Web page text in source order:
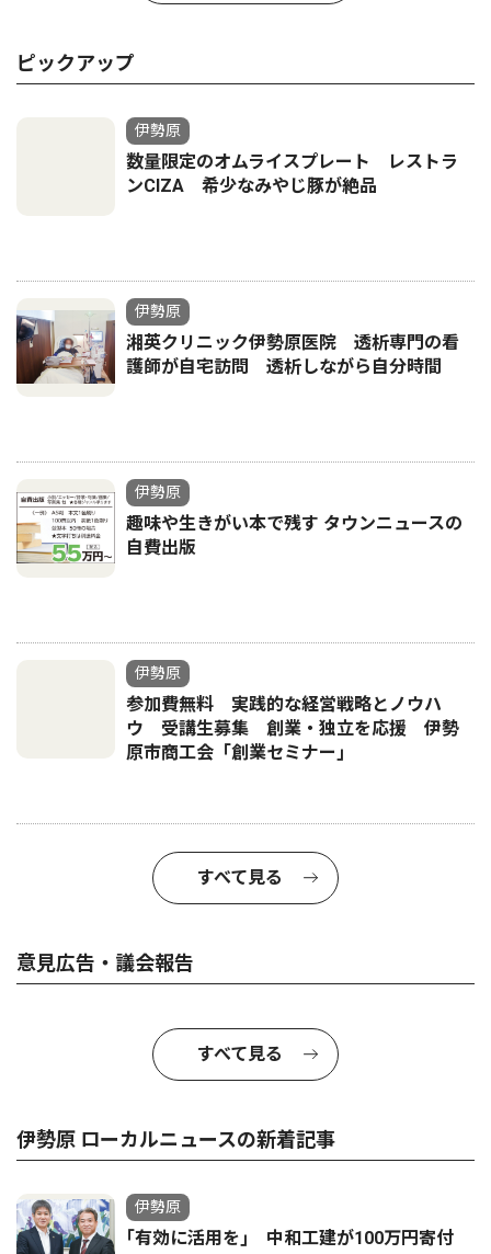
ピックアップ
伊勢原
数量限定のオムライスプレート レストラ
ンCIZA 希少なみやじ豚が絶品
伊勢原
湘英クリニック伊勢原医院 透析専門の看
護師が自宅訪問 透析しながら自分時間
伊勢原
趣味や生きがい本で残す タウンニュースの
自費出版
伊勢原
参加費無料 実践的な経営戦略とノウハ
ウ 受講生募集 創業・独立を応援 伊勢
原市商工会「創業セミナー｣
すべて見る
意見広告・議会報告
すべて見る
伊勢原 ローカルニュースの新着記事
伊勢原
｢有効に活用を｣ 中和工建が100万円寄付